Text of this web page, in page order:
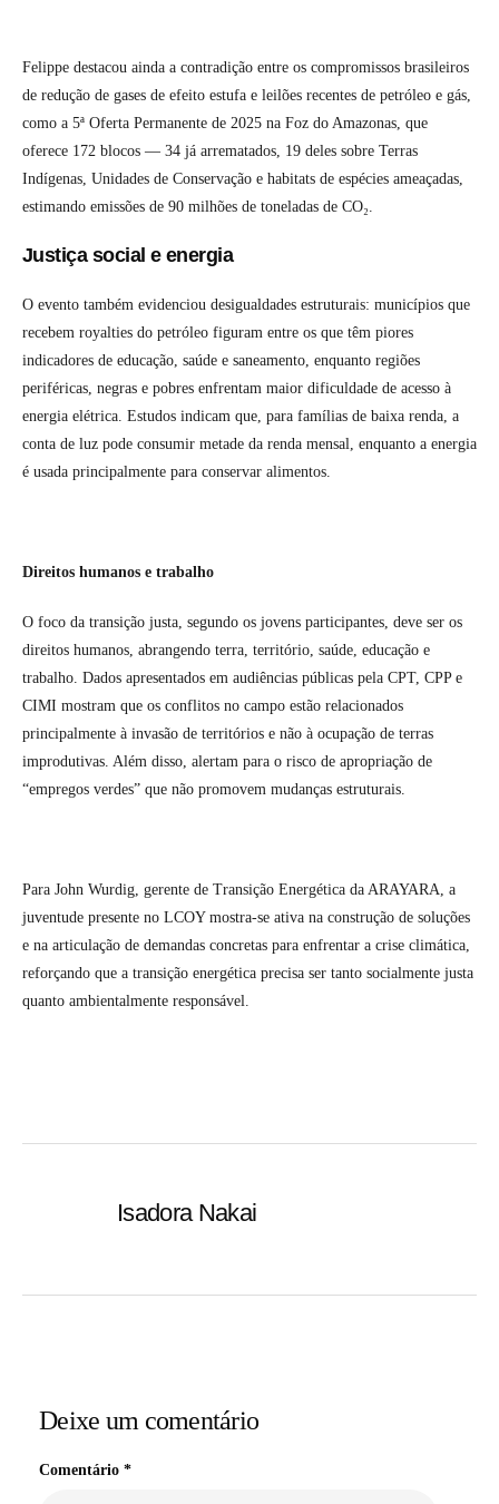
Felippe destacou ainda a contradição entre os compromissos brasileiros
de redução de gases de efeito estufa e leilões recentes de petróleo e gás,
como a 5ª Oferta Permanente de 2025 na Foz do Amazonas, que
oferece 172 blocos — 34 já arrematados, 19 deles sobre Terras
Indígenas, Unidades de Conservação e habitats de espécies ameaçadas,
estimando emissões de 90 milhões de toneladas de CO₂.
Justiça social e energia
O evento também evidenciou desigualdades estruturais: municípios que
recebem royalties do petróleo figuram entre os que têm piores
indicadores de educação, saúde e saneamento, enquanto regiões
periféricas, negras e pobres enfrentam maior dificuldade de acesso à
energia elétrica. Estudos indicam que, para famílias de baixa renda, a
conta de luz pode consumir metade da renda mensal, enquanto a energia
é usada principalmente para conservar alimentos.
Direitos humanos e trabalho
O foco da transição justa, segundo os jovens participantes, deve ser os
direitos humanos, abrangendo terra, território, saúde, educação e
trabalho. Dados apresentados em audiências públicas pela CPT, CPP e
CIMI mostram que os conflitos no campo estão relacionados
principalmente à invasão de territórios e não à ocupação de terras
improdutivas. Além disso, alertam para o risco de apropriação de
“empregos verdes” que não promovem mudanças estruturais.
Para John Wurdig, gerente de Transição Energética da ARAYARA, a
juventude presente no LCOY mostra-se ativa na construção de soluções
e na articulação de demandas concretas para enfrentar a crise climática,
reforçando que a transição energética precisa ser tanto socialmente justa
quanto ambientalmente responsável.
Isadora Nakai
Deixe um comentário
Comentário *